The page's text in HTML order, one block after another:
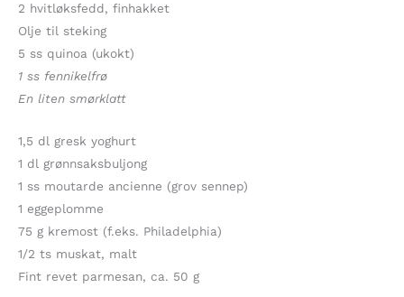
2 hvitløksfedd, finhakket
Olje til steking
5 ss quinoa (ukokt)
1 ss fennikelfrø
En liten smørklatt
1,5 dl gresk yoghurt
1 dl grønnsaksbuljong
1 ss moutarde ancienne (grov sennep)
1 eggeplomme
75 g kremost (f.eks. Philadelphia)
1/2 ts muskat, malt
Fint revet parmesan, ca. 50 g